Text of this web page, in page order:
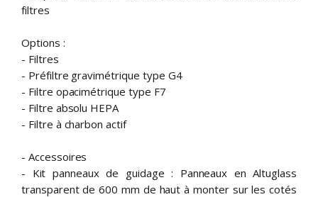
filtres
Options :
- Filtres
- Préfiltre gravimétrique type G4
- Filtre opacimétrique type F7
- Filtre absolu HEPA
- Filtre à charbon actif
- Accessoires
- Kit panneaux de guidage : Panneaux en Altuglass
transparent de 600 mm de haut à monter sur les cotés